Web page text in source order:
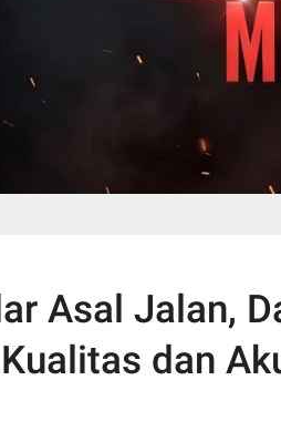
Asal Jalan,
dan